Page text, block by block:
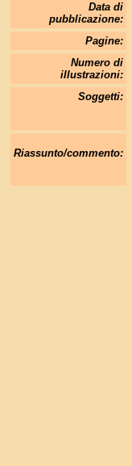
Data di
pubblicazione:
Pagine:
Numero di
illustrazioni:
Soggetti:
Riassunto/commento: